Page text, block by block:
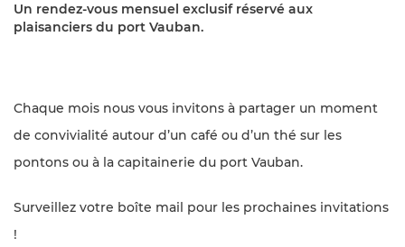
Un rendez-vous mensuel exclusif réservé aux
plaisanciers du port Vauban.
Chaque mois nous vous invitons à partager un moment
de convivialité autour d’un café ou d’un thé sur les
pontons ou à la capitainerie du port Vauban.
Surveillez votre boîte mail pour les prochaines invitations
!